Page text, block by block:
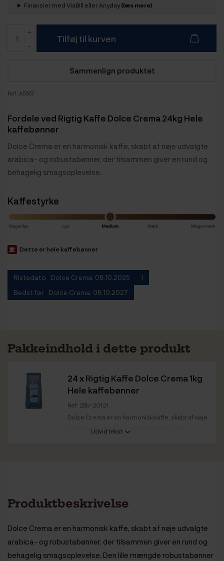
Finansier med ViaBill eller Anyday(læs mere)
Tilføj til kurven
Sammenlign produktet
Ref: A5567
Fordele ved Rigtig Kaffe Dolce Crema 24kg Hele
kaffebønner
Dolce Crema er en harmonisk kaffe, skabt af nøje udvalgte
arabica- og robustabønner, der tilsammen giver en rund og
behagelig smagsoplevelse.
Kaffestyrke
Dette er hele kaffebønner
Ristedato Dolce Crema: 08.10.2025
Bedst før Dolce Crema: 08.10.2027
Pakkeindhold i dette produkt
24 xRigtig Kaffe Dolce Crema 1kg
Hele kaffebønner
Ref: 25b-20121
Dolce Crema er en harmonisk kaffe, skabt af nøje
udvalgte arabica- og robustabønner, der...
Udvid tekst
Produktbeskrivelse
Dolce Crema er en harmonisk kaffe, skabt af nøje udvalgte
arabica- og robustabønner, der tilsammen giver en rund og
behagelig smagsoplevelse. Den lille mængde robustabønner